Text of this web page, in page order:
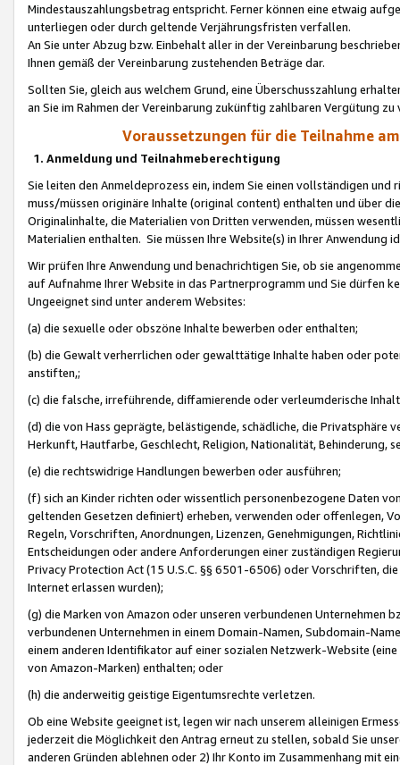
Mindestauszahlungsbetrag entspricht. Ferner können eine etwaig
unterliegen oder durch geltende Verjährungsfristen verfallen.
An Sie unter Abzug bzw. Einbehalt aller in der Vereinbarung
Ihnen gemäß der Vereinbarung zustehenden Beträge dar.
Sollten Sie, gleich aus welchem Grund, eine Überschusszahlung
an Sie im Rahmen der Vereinbarung zukünftig zahlbaren Vergütung zu
Voraussetzungen für die Teilnahme
1. Anmeldung und Teilnahmeberechtigung
Sie leiten den Anmeldeprozess ein, indem Sie einen vollständigen
muss/müssen originäre Inhalte (original content) enthalten und über
Originalinhalte, die Materialien von Dritten verwenden, müssen
Materialien enthalten. Sie müssen Ihre Website(s) in Ihrer Anwendung
Wir prüfen Ihre Anwendung und benachrichtigen Sie, ob sie
auf Aufnahme Ihrer Website in das Partnerprogramm und Sie dürfen
Ungeeignet sind unter anderem Websites:
(a) die sexuelle oder obszöne Inhalte bewerben oder enthalten;
(b) die Gewalt verherrlichen oder gewalttätige Inhalte haben oder
anstiften,;
(c) die falsche, irreführende, diffamierende oder verleumderische
(d) die von Hass geprägte, belästigende, schädliche, die Privatsphäre
Herkunft, Hautfarbe, Geschlecht, Religion, Nationalität, Behinderung,
(e) die rechtswidrige Handlungen bewerben oder ausführen;
(f) sich an Kinder richten oder wissentlich personenbezogene Daten
geltenden Gesetzen definiert) erheben, verwenden oder offenlegen,
Regeln, Vorschriften, Anordnungen, Lizenzen, Genehmigungen,
Entscheidungen oder andere Anforderungen einer zuständigen
Privacy Protection Act (15 U.S.C. §§ 6501-6506) oder Vorschriften,
Internet erlassen wurden);
(g) die Marken von Amazon oder unseren verbundenen Unternehmen
verbundenen Unternehmen in einem Domain-Namen, Subdomain-
einem anderen Identifikator auf einer sozialen Netzwerk-Website
von Amazon-Marken) enthalten; oder
(h) die anderweitig geistige Eigentumsrechte verletzen.
Ob eine Website geeignet ist, legen wir nach unserem alleinigen
jederzeit die Möglichkeit den Antrag erneut zu stellen, sobald Sie
anderen Gründen ablehnen oder 2) Ihr Konto im Zusammenhang mit